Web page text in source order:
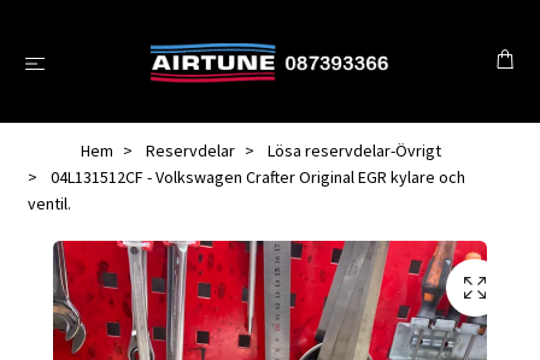
Hem Reservdelar
Lösa reservdelar-Övrigt
04L131512CF - Volkswagen Crafter Original EGR kylare och
ventil.